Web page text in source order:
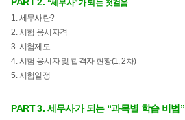
“세무사”가 되는 첫걸음
1. 세무사란?
2. 시험 응시자격
3. 시험제도
4. 시험 응시자 및 합격자 현황(1, 2차)
5. 시험일정
PART 3. 세무사가 되는 “과목별 학습 비법”